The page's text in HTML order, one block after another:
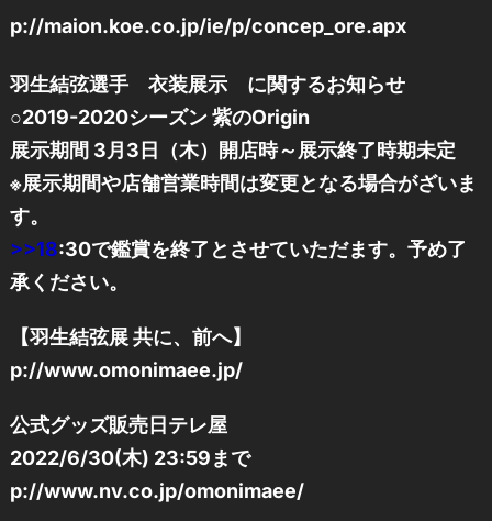
p://maion.koe.co.jp/ie/p/concep_ore.apx
羽生結弦選手 衣装展示 に関するお知らせ
○2019-2020シーズン 紫のOrigin
展示期間 3月3日（木）開店時～展示終了時期未定
※展示期間や店舗営業時間は変更となる場合がざいま
す。
>>18:30で鑑賞を終了とさせていただます。予め了
承ください。
【羽生結弦展 共に、前へ】
p://www.omonimaee.jp/
公式グッズ販売日テレ屋
2022/6/30(木) 23:59まで
p://www.nv.co.jp/omonimaee/